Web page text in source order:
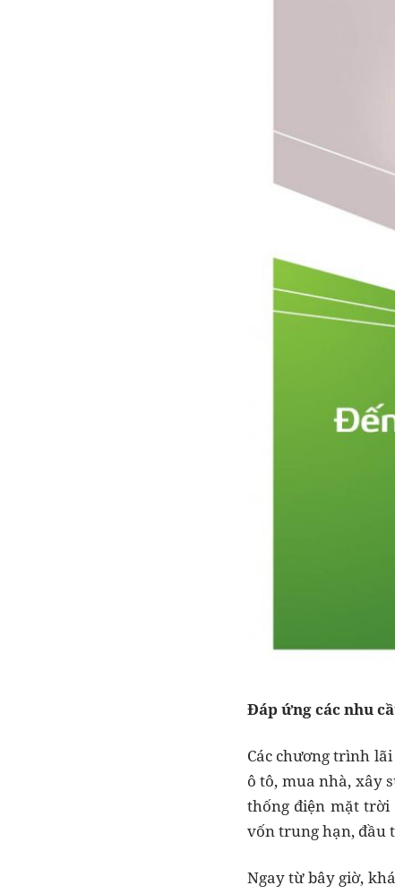
Đáp ứng các nhu
Các chương trình
ô tô, mua nhà, xây
thống điện mặt trời
vốn trung hạn, đầu
Ngay từ bây giờ,